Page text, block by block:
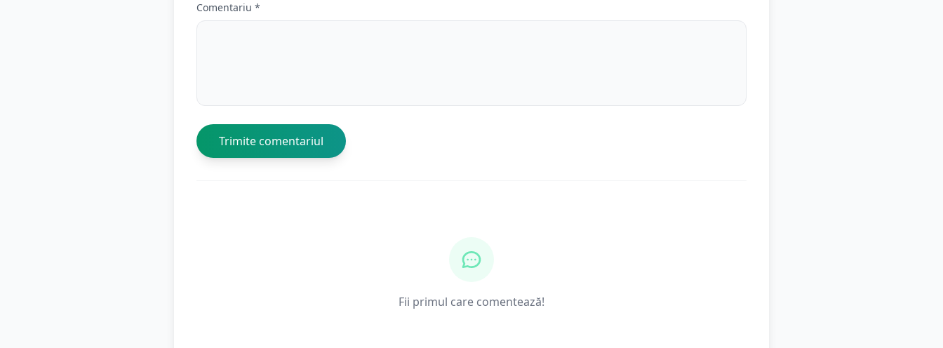
Comentariu *
Trimite comentariul
Fii primul care comentează!